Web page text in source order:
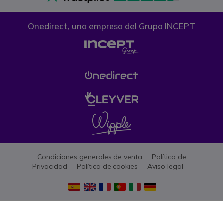
Onedirect, una empresa del Grupo INCEPT
Condiciones generales de venta
Política de
Privacidad
Política de cookies Aviso legal